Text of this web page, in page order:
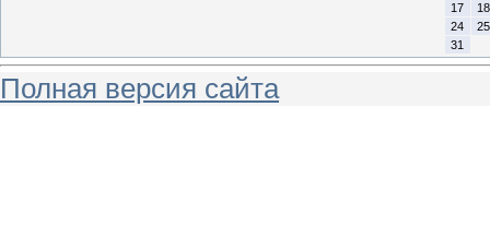
17
18
24
25
31
Полная версия сайта